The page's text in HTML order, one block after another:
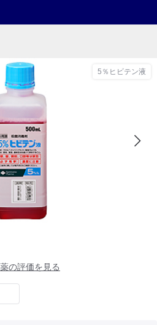
5％ヒビテン液
薬の評価を見る